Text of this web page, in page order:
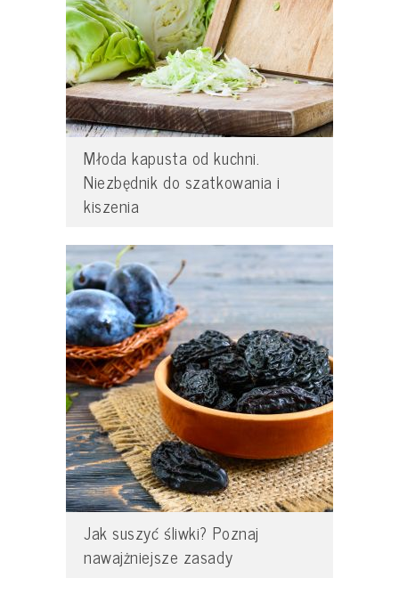
Młoda kapusta od kuchni.
Niezbędnik do szatkowania i
kiszenia
Jak suszyć śliwki? Poznaj
nawajżniejsze zasady